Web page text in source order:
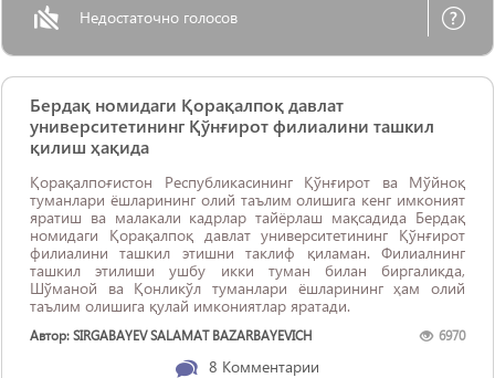
Недостаточно голосов
Бердақ номидаги Қорақалпоқ давлат
университетининг Қўнғирот филиалини ташкил
қилиш ҳақида
Қорақалпоғистон Республикасининг Қўнғирот ва Мўйноқ
туманлари ёшларининг олий таълим олишига кенг имконият
яратиш ва малакали кадрлар тайёрлаш мақсадида Бердақ
номидаги Қорақалпоқ давлат университетининг Қўнғирот
филиалини ташкил этишни таклиф қиламан. Филиалнинг
ташкил этилиши ушбу икки туман билан биргаликда,
Шўманой ва Қонликўл туманлари ёшларининг ҳам олий
таълим олишига қулай имкониятлар яратади.
Автор: SIRGABAYEV SALAMAT BAZARBAYEVICH 6970
8 Комментарии